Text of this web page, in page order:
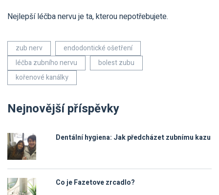
Nejlepší léčba nervu je ta, kterou nepotřebujete.
zub nerv
endodontické ošetření
léčba zubního nervu
bolest zubu
kořenové kanálky
Nejnovější příspěvky
Dentální hygiena: Jak předcházet zubnímu kazu
Co je Fazetove zrcadlo?